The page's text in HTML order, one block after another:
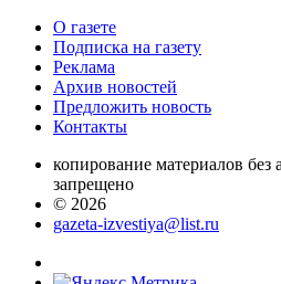
О газете
Подписка на газету
Реклама
Архив новостей
Предложить новость
Контакты
копирование материалов без
запрещено
© 2026
gazeta-izvestiya@list.ru